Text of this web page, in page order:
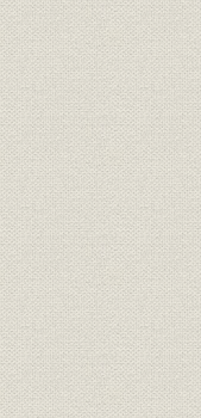
経営
経営
経営
経営
経営
経営
経営